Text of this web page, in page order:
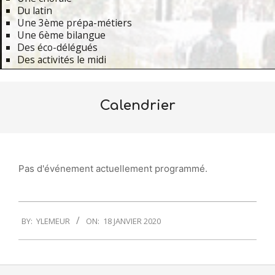
Du latin
Une 3ème prépa-métiers
Une 6ème bilangue
Des éco-délégués
Des activités le midi
Calendrier
Pas d'événement actuellement programmé.
01-
18
BY: YLEMEUR ON: 18 JANVIER 2020